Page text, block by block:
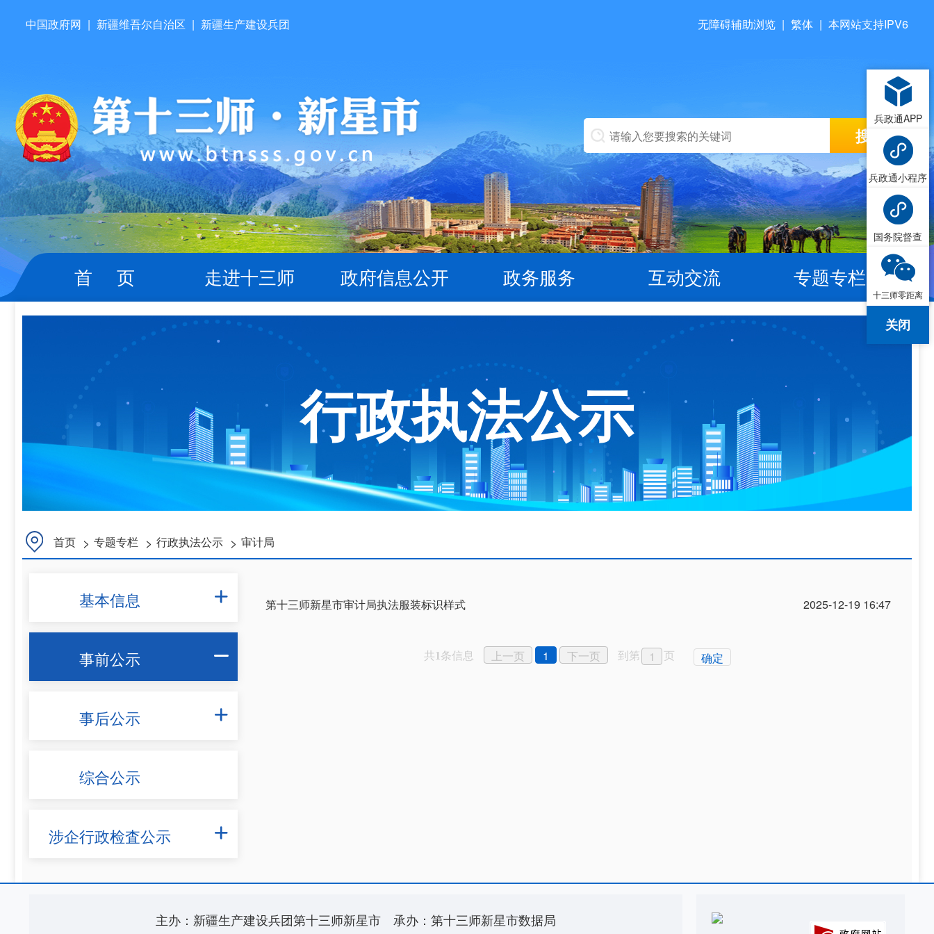
中国政府网 | 新疆维吾尔自治区 | 新疆生产建设兵团 无障碍辅助浏览 | 繁体 | 本网站支持IPV6
首 页 走进十三师 政府信息公开 政务服务 互动交流 专题专栏
行政执法公示
首页 > 专题专栏 > 行政执法公示 > 审计局
基本信息 
事前公示 
事后公示 
综合公示
涉企行政检査公示 
2025-12-19 16:47
第十三师新星市审计局执法服装标识样式
共1 条信息 上一页 1 下一页 到第 页 确定
主办：新疆生产建设兵团第十三师新星市 承办：第十三师新星市数据局
兵政通APP
兵政通小程序
国务院督查
十三师零距离
关闭